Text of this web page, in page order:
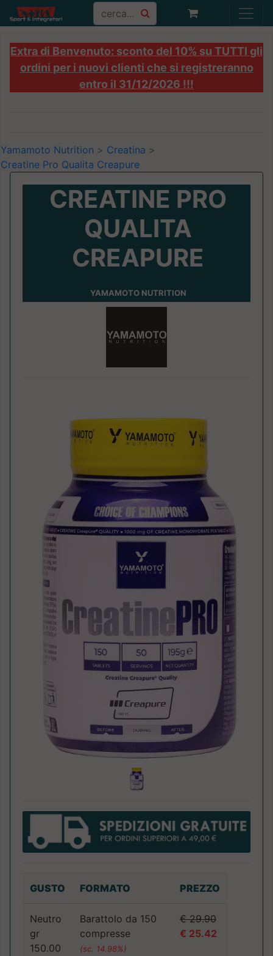
Extra di Benvenuto: sconto del 10% su TUTTI gli
ordini per i nuovi clienti che si registreranno
entro il 31/12/2026 !!!
Yamamoto Nutrition > Creatina >
Creatine Pro Qualita Creapure
CREATINE PRO
QUALITA
CREAPURE
YAMAMOTO NUTRITION
GUSTO FORMATO PREZZO
Neutro
gr
150.00
Barattolo da 150
compresse
(sc. 14.98%)
€ 29.90
€ 25.42